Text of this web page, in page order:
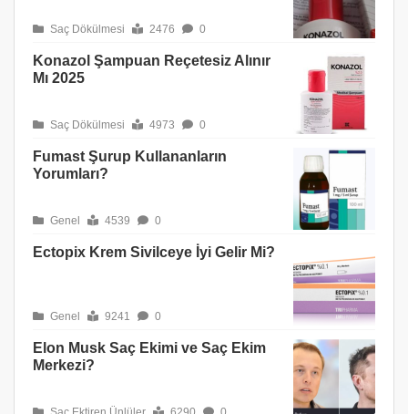
Saç Dökülmesi 2476 0
Konazol Şampuan Reçetesiz Alınır
Mı 2025
Saç Dökülmesi 4973 0
Fumast Şurup Kullananların
Yorumları?
Genel 4539 0
Ectopix Krem Sivilceye İyi Gelir Mi?
Genel 9241 0
Elon Musk Saç Ekimi ve Saç Ekim
Merkezi?